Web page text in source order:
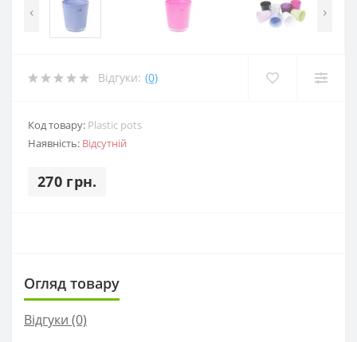
‹ ›
Відгуки: (0)
Код товару: Plastic pots
Наявність: Відсутній
270 грн.
Огляд товару
Відгуки (0)